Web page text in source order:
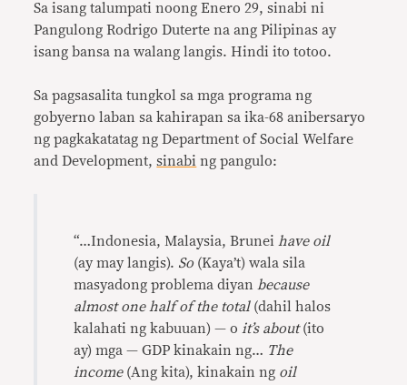
Sa isang talumpati noong Enero 29, sinabi ni
Pangulong Rodrigo Duterte na ang Pilipinas ay
isang bansa na walang langis. Hindi ito totoo.
Sa pagsasalita tungkol sa mga programa ng
gobyerno laban sa kahirapan sa ika-68 anibersaryo
ng pagkakatatag ng Department of Social Welfare
and Development,sinabi ng pangulo:
“…Indonesia, Malaysia, Brunei have oil
(ay may langis). So (Kaya’t) wala sila
masyadong problema diyan because
almost one half of the total(dahil halos
kalahati ng kabuuan) — o it’s about(ito
ay) mga — GDP kinakain ng… The
income(Ang kita), kinakain ng oil